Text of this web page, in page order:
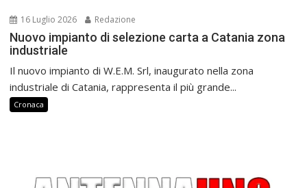
16 Luglio 2026 Redazione
Nuovo impianto di selezione carta a Catania zona
industriale
Il nuovo impianto di W.E.M. Srl, inaugurato nella zona
industriale di Catania, rappresenta il più grande...
Cronaca